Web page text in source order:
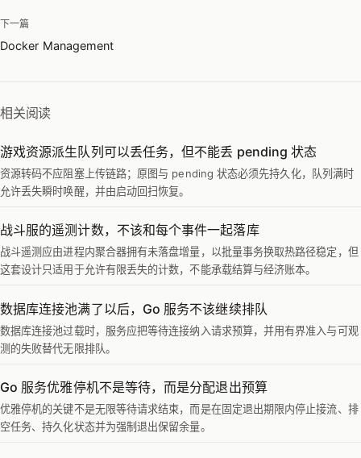
下一篇
Docker Management
相关阅读
游戏资源派生队列可以丢任务，但不能丢 pending 状态
资源转码不应阻塞上传链路；原图与 pending 状态必须先持久化，队列满时
允许丢失瞬时唤醒，并由启动回扫恢复。
战斗服的遥测计数，不该和每个事件一起落库
战斗遥测应由进程内聚合器拥有未落盘增量，以批量事务换取热路径稳定，但
这套设计只适用于允许有限丢失的计数，不能承载结算与经济账本。
数据库连接池满了以后，Go 服务不该继续排队
数据库连接池过载时，服务应把等待连接纳入请求预算，并用有界准入与可观
测的失败替代无限排队。
Go 服务优雅停机不是等待，而是分配退出预算
优雅停机的关键不是无限等待请求结束，而是在固定退出期限内停止接流、排
空任务、持久化状态并为强制退出保留余量。